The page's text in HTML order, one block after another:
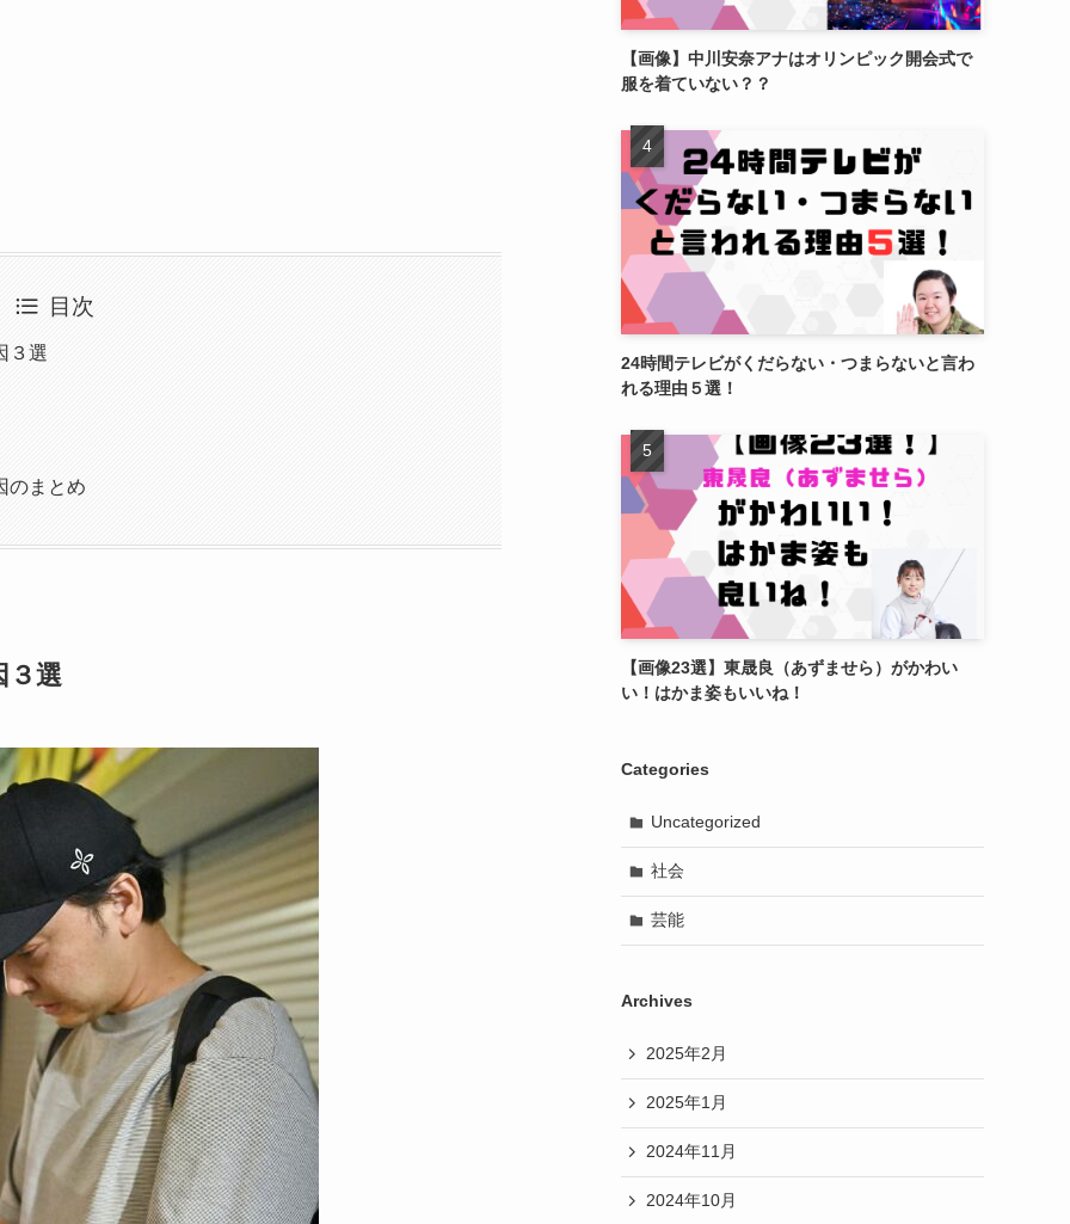
目次
３選
のまとめ
３選
【画像】中川安奈アナはオリンピック開会式で
服を着ていない？？
24時間テレビがくだらない・つまらないと言わ
れる理由５選！
【画像23選】東晟良（あずませら）がかわい
い！はかま姿もいいね！
Categories
Uncategorized
社会
芸能
Archives
2025年2月
2025年1月
2024年11月
2024年10月